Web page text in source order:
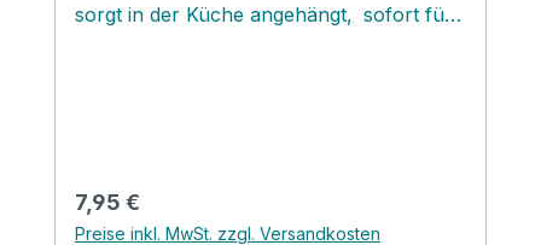
sorgt in der Küche angehängt‚ sofort für
Regulärer Preis:
7,95 €
Preise inkl. MwSt. zzgl. Versandkosten